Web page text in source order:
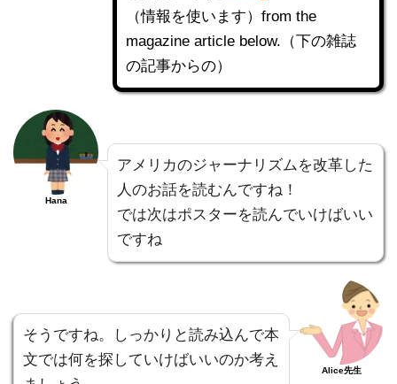
（情報を使います）from the
magazine article below.（下の雑誌
の記事からの）
Hana
アメリカのジャーナリズムを改革した
人のお話を読むんですね！
では次はポスターを読んでいけばいい
ですね
そうですね。しっかりと読み込んで本
文では何を探していけばいいのか考え
Alice先生